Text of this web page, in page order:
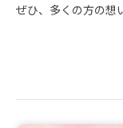
ぜひ、多くの方の想